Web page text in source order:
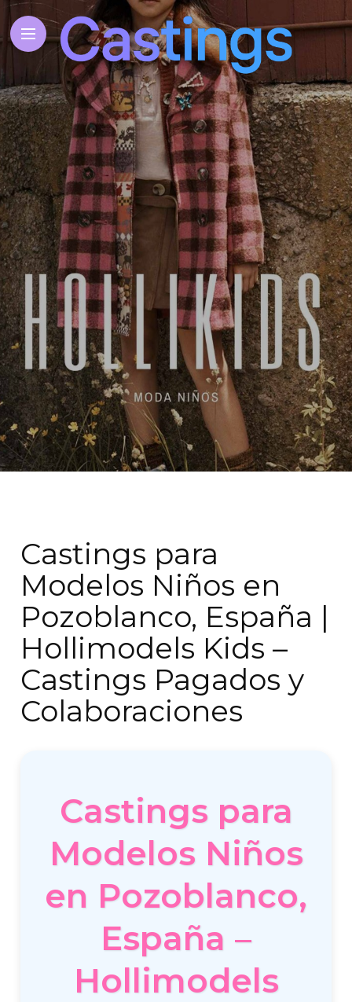
Castings para
Modelos Niños en
Pozoblanco, España |
Hollimodels Kids –
Castings Pagados y
Colaboraciones
Castings para
Modelos Niños
en Pozoblanco,
España –
Hollimodels